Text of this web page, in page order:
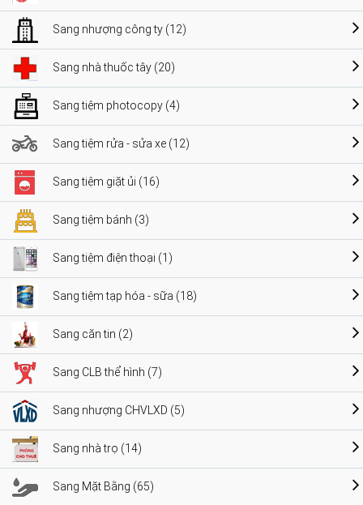
Sang nhượng công ty (12)
Sang nhà thuốc tây (20)
Sang tiệm photocopy (4)
Sang tiệm rửa - sửa xe (12)
Sang tiệm giặt ủi (16)
Sang tiệm bánh (3)
Sang tiệm điện thoại (1)
Sang tiệm tạp hóa - sữa (18)
Sang căn tin (2)
Sang CLB thể hình (7)
Sang nhượng CHVLXD (5)
Sang nhà trọ (14)
Sang Mặt Bằng (65)